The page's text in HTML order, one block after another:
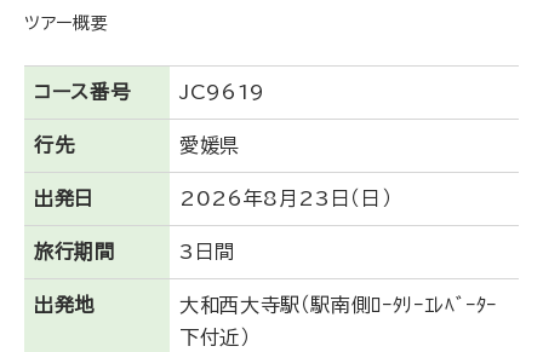
ツアー概要
コース番号 JC9619
行先 愛媛県
出発日 2026年8月23日（日）
旅行期間 3日間
出発地
大和西大寺駅（駅南側ﾛｰﾀﾘｰｴﾚﾍﾞｰﾀｰ
下付近）